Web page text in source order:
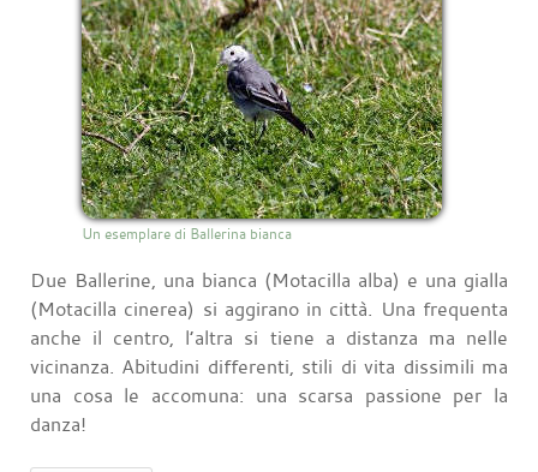
Un esemplare di Ballerina bianca
Due Ballerine, una bianca (Motacilla alba) e una gialla
(Motacilla cinerea) si aggirano in città. Una frequenta
anche il centro, l’altra si tiene a distanza ma nelle
vicinanza. Abitudini differenti, stili di vita dissimili ma
una cosa le accomuna: una scarsa passione per la
danza!